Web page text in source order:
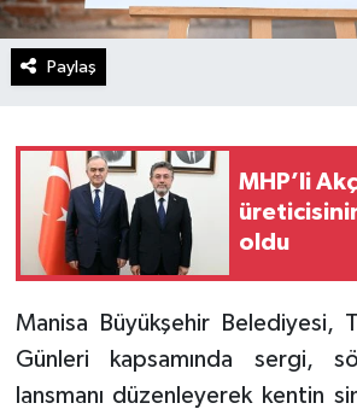
Paylaş
MHP’li
oldu
Manisa Büyükşehir Belediyesi,
Günleri kapsamında sergi,
lansmanı düzenleyerek kentin